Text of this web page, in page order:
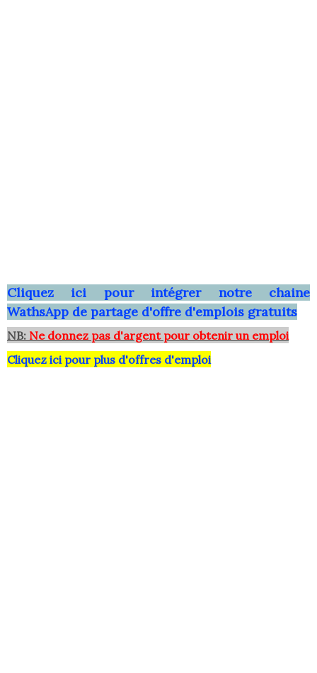
Cliquez ici pour intégrer notre chaine
WathsApp de partage d'offre d'emplois gratuits
NB: Ne donnez pas d'argent pour obtenir un emploi
Cliquez ici pour plus d'offres d'emploi